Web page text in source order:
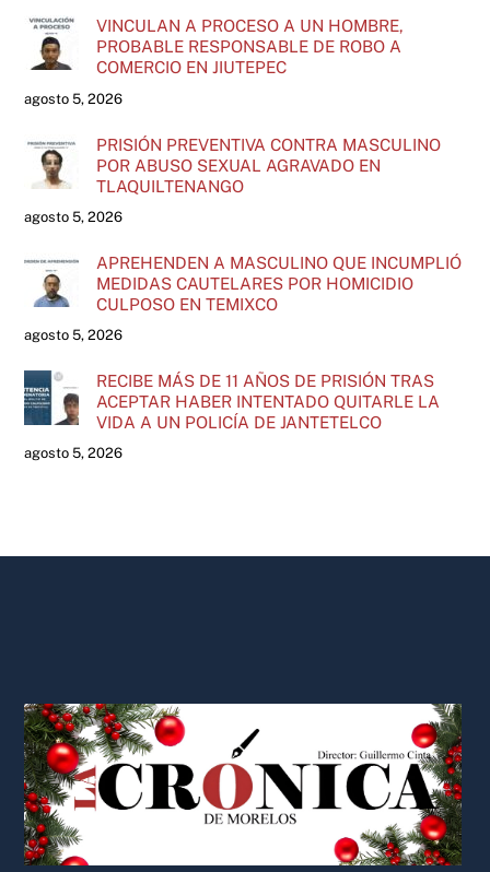
VINCULAN A PROCESO A UN HOMBRE,
PROBABLE RESPONSABLE DE ROBO A
COMERCIO EN JIUTEPEC
agosto 5, 2026
PRISIÓN PREVENTIVA CONTRA MASCULINO
POR ABUSO SEXUAL AGRAVADO EN
TLAQUILTENANGO
agosto 5, 2026
APREHENDEN A MASCULINO QUE INCUMPLIÓ
MEDIDAS CAUTELARES POR HOMICIDIO
CULPOSO EN TEMIXCO
agosto 5, 2026
RECIBE MÁS DE 11 AÑOS DE PRISIÓN TRAS
ACEPTAR HABER INTENTADO QUITARLE LA
VIDA A UN POLICÍA DE JANTETELCO
agosto 5, 2026
To
Top